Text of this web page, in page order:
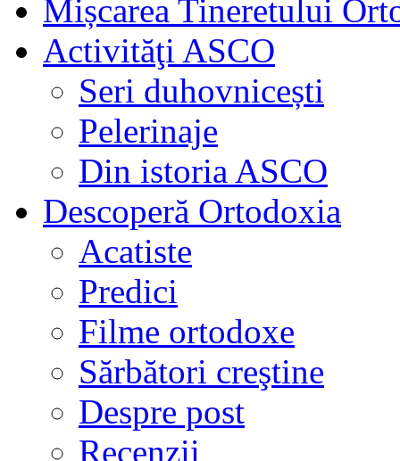
Mișcarea Tineretului
Activităţi ASCO
Seri duhovnicești
Pelerinaje
Din istoria ASCO
Descoperă Ortodoxia
Acatiste
Predici
Filme ortodoxe
Sărbători creştine
Despre post
Recenzii